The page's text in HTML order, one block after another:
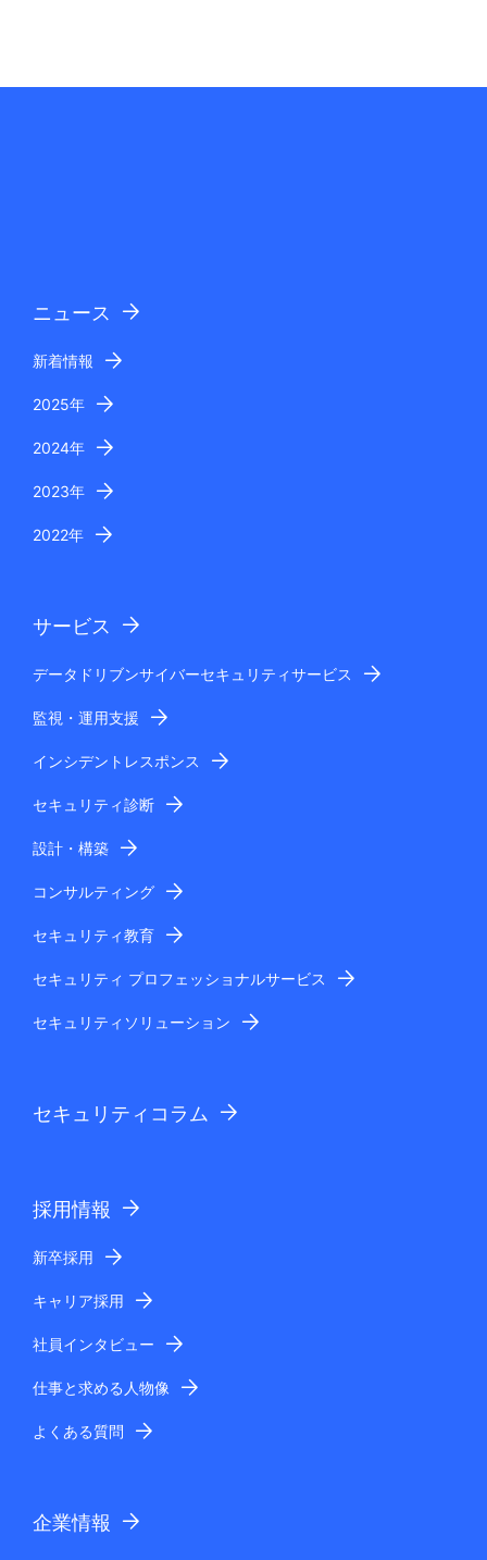
ニュース
新着情報
2025年
2024年
2023年
2022年
サービス
データドリブンサイバーセキュリティサービス
監視・運用支援
インシデントレスポンス
セキュリティ診断
設計・構築
コンサルティング
セキュリティ教育
セキュリティ プロフェッショナルサービス
セキュリティソリューション
セキュリティコラム
採用情報
新卒採用
キャリア採用
社員インタビュー
仕事と求める人物像
よくある質問
企業情報